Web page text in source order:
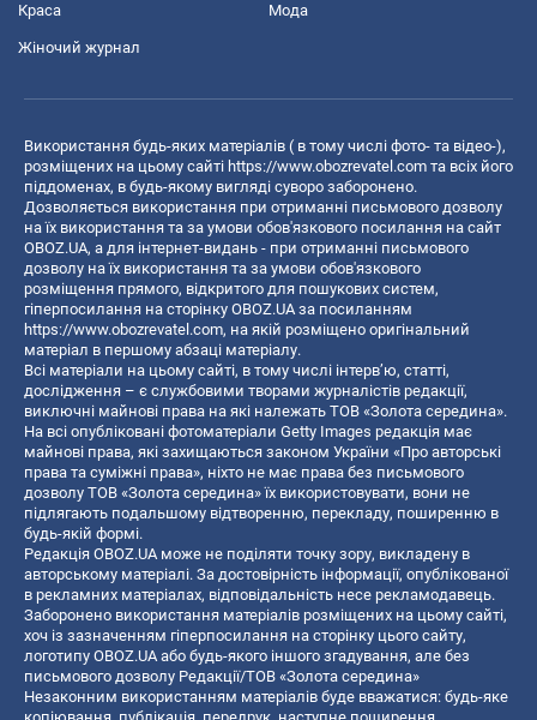
Краса Мода
Жіночий журнал
Використання будь-яких матеріалів ( в тому числі фото- та відео-),
розміщених на цьому сайті https://www.obozrevatel.com та всіх його
піддоменах, в будь-якому вигляді суворо заборонено.
Дозволяється використання при отриманні письмового дозволу
на їх використання та за умови обов'язкового посилання на сайт
OBOZ.UA, а для інтернет-видань - при отриманні письмового
дозволу на їх використання та за умови обов'язкового
розміщення прямого, відкритого для пошукових систем,
гіперпосилання на сторінку OBOZ.UA за посиланням
https://www.obozrevatel.com, на якій розміщено оригінальний
матеріал в першому абзаці матеріалу.
Всі матеріали на цьому сайті, в тому числі інтерв’ю, статті,
дослідження – є службовими творами журналістів редакції,
виключні майнові права на які належать ТОВ «Золота середина».
На всі опубліковані фотоматеріали Getty Images редакція має
майнові права, які захищаються законом України «Про авторські
права та суміжні права», ніхто не має права без письмового
дозволу ТОВ «Золота середина» їх використовувати, вони не
підлягають подальшому відтворенню, перекладу, поширенню в
будь-якій формі.
Редакція OBOZ.UA може не поділяти точку зору, викладену в
авторському матеріалі. За достовірність інформації, опублікованої
в рекламних матеріалах, відповідальність несе рекламодавець.
Заборонено використання матеріалів розміщених на цьому сайті,
хоч із зазначенням гіперпосилання на сторінку цього сайту,
логотипу OBOZ.UA або будь-якого іншого згадування, але без
письмового дозволу Редакції/ТОВ «Золота середина»
Незаконним використанням матеріалів буде вважатися: будь-яке